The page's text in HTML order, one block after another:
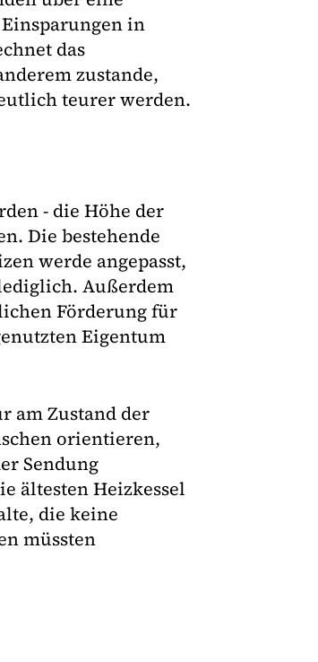
in
das
zustande,
teurer werden.
- die Höhe der
Die bestehende
werde angepasst,
Außerdem
Förderung für
Eigentum
am Zustand der
orientieren,
Sendung
ältesten Heizkessel
die keine
müssten